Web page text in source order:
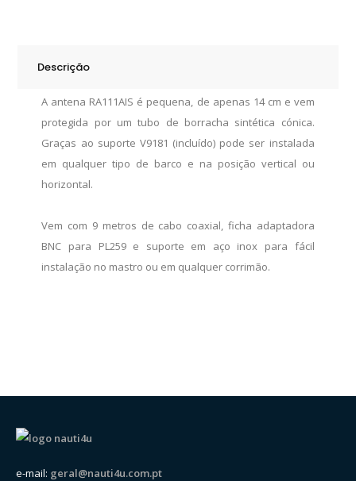
Descrição
A antena RA111AIS é pequena, de apenas 14 cm e vem
protegida por um tubo de borracha sintética cónica.
Graças ao suporte V9181 (incluído) pode ser instalada
em qualquer tipo de barco e na posição vertical ou
horizontal.
Vem com 9 metros de cabo coaxial, ficha adaptadora
BNC para PL259 e suporte em aço inox para fácil
instalação no mastro ou em qualquer corrimão.
e-mail: geral@nauti4u.com.pt